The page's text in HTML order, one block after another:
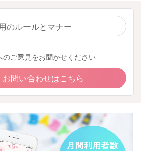
のルールとマナー
ご意見をお聞かせください
お問い合わせはこちら